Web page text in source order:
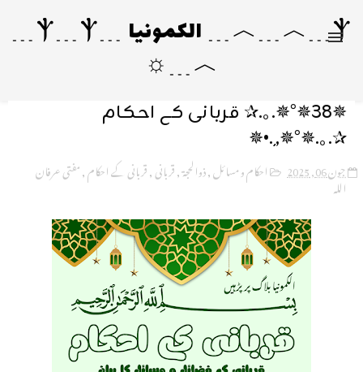
Ⲯ﹍︿﹍︿﹍ الکمونیا ﹍Ⲯ﹍Ⲯ﹍
︿﹍☼
✵38✵°✵.｡.✰ قربانی کے احکام
✰.｡.✵°✵,¸.•✵
جون 06, 2025 احکام و مسائل,ذوالحجۃ,قربانی,قربانی کے احکام,مفتی عرفان
اللہ